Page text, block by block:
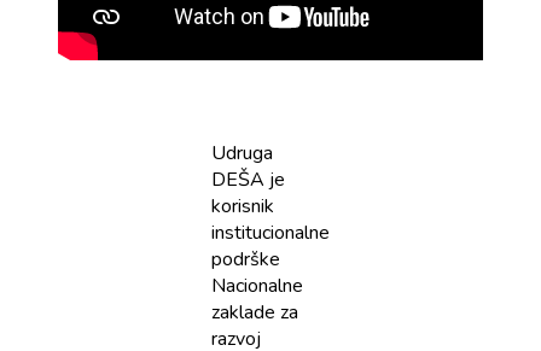
Udruga
DEŠA je
korisnik
institucionalne
podrške
Nacionalne
zaklade za
razvoj